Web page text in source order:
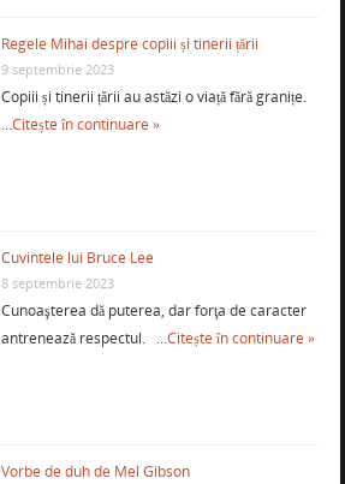
Regele Mihai despre copiii și tinerii țării
9 septembrie 2023
Copiii și tinerii țării au astăzi o viață fără granițe.
…Citește în continuare »
Cuvintele lui Bruce Lee
8 septembrie 2023
Cunoaşterea dă puterea, dar forţa de caracter
antrenează respectul. …Citește în continuare »
Vorbe de duh de Mel Gibson